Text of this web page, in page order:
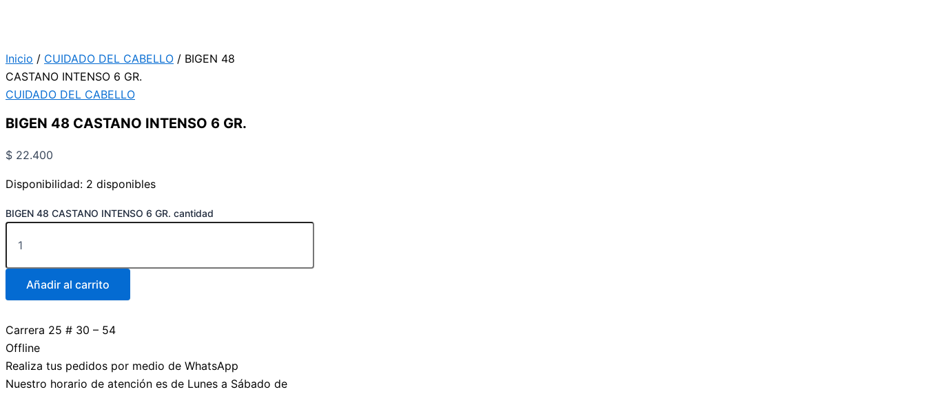
Inicio / CUIDADO DEL CABELLO / BIGEN 48
CASTANO INTENSO 6 GR.
CUIDADO DEL CABELLO
BIGEN 48 CASTANO INTENSO 6 GR.
$ 22.400
Disponibilidad: 2 disponibles
BIGEN 48 CASTANO INTENSO 6 GR. cantidad
Añadir al carrito
Carrera 25 # 30 – 54
Offline
Realiza tus pedidos por medio de WhatsApp
Nuestro horario de atención es de Lunes a Sábado de